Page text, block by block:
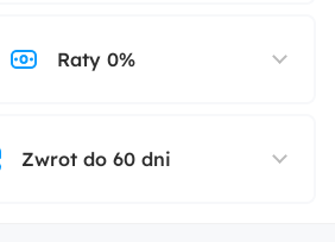
Raty 0%
Zwrot do 60 dni